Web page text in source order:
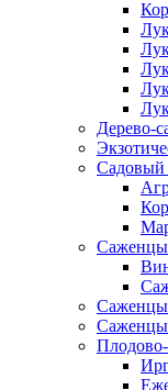
Дерево-
Садовый
Саженцы
Саженцы
Саженцы